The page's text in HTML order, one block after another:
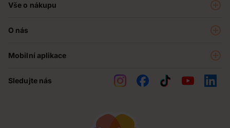
Vše o nákupu
Prodejny
Obchodní podmínky
O nás
Teta pomáhá
Mobilní aplikace
Sledujte nás